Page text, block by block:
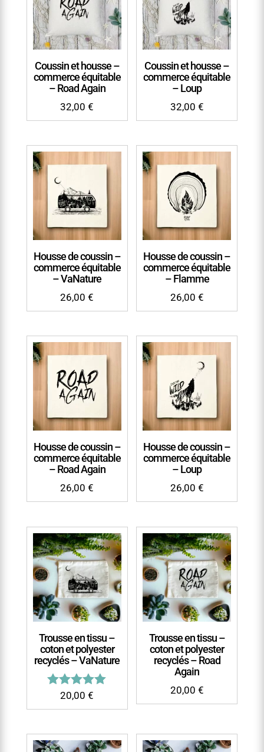
Coussin et housse –
commerce équitable
– Road Again
32,00€
Coussin et housse –
commerce équitable
– Loup
32,00 €
Housse de coussin –
commerce équitable
– VaNature
26,00€
Housse de coussin –
commerce équitable
– Flamme
26,00 €
Housse de coussin –
commerce équitable
– Road Again
26,00€
Housse de coussin –
commerce équitable
– Loup
26,00 €
Trousse en tissu –
coton et polyester
recyclés – VaNature
Note
20,00€
Trousse en tissu –
coton et polyester
recyclés – Road
Again
20,00 €